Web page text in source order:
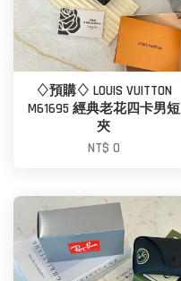
♢預購♢ LOUIS VUITTON
M61695 經典老花四卡男短
夾
NT$ 0